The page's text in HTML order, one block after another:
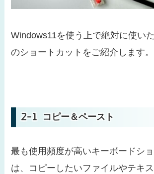
Windows11を使う上で絶対に使い
のショートカットをご紹介します。
コピー＆ペースト
最も使用頻度が高いキーボードシ
は、コピーしたいファイルやテキ